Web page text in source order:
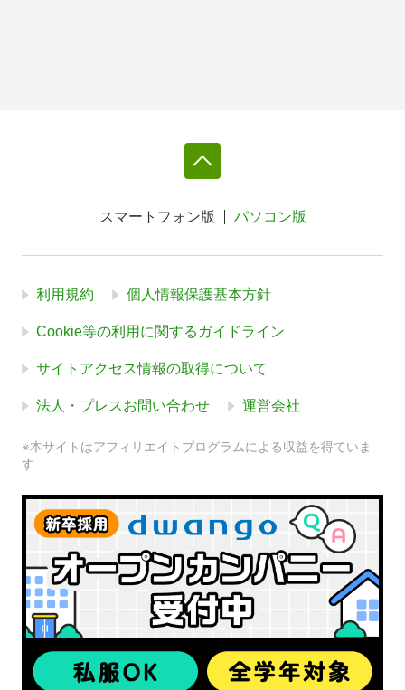
スマートフォン版 パソコン版
利用規約 個人情報保護基本方針
Cookie等の利用に関するガイドライン
サイトアクセス情報の取得について
法人・プレスお問い合わせ 運営会社
※本サイトはアフィリエイトプログラムによる収益を得ていま
す